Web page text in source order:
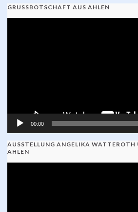
GRUSSBOTSCHAFT AUS AHLEN
00:00
AUSSTELLUNG ANGELIKA WATTEROTH
AHLEN